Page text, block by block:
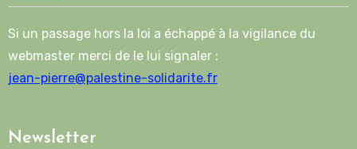
Si un passage hors la loi a échappé à la vigilance du
webmaster merci de le lui signaler :
jean-pierre@palestine-solidarite.fr
Newsletter